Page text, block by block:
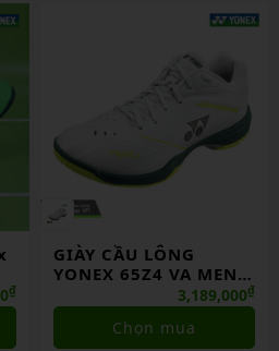
₫
GIÀY CẦU LÔNG
YONEX 65Z4 VA MEN
3,189,000₫
Chọn mua